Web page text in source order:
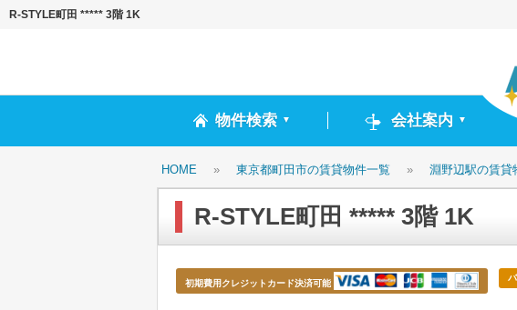
R-STYLE町田 ***** 3階 1K
物件検索 ▼ 会社案内 ▼
HOME » 東京都町田市の賃貸物件一覧 » 淵野辺駅の賃貸
R-STYLE町田 ***** 3階 1K
初期費用クレジットカード決済可能